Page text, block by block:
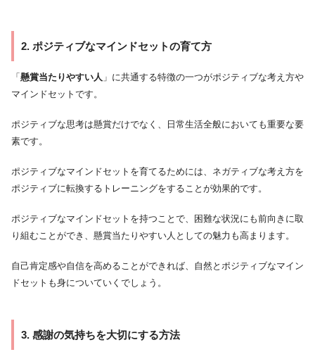
2. ポジティブなマインドセットの育て方
「懸賞当たりやすい人 」に共通する特徴の一つがポジティブな考え方や
マインドセットです。
ポジティブな思考は懸賞だけでなく、日常生活全般においても重要な要
素です。
ポジティブなマインドセットを育てるためには、ネガティブな考え方を
ポジティブに転換するトレーニングをすることが効果的です。
ポジティブなマインドセットを持つことで、困難な状況にも前向きに取
り組むことができ、懸賞当たりやすい人としての魅力も高まります。
自己肯定感や自信を高めることができれば、自然とポジティブなマイン
ドセットも身についていくでしょう。
3. 感謝の気持ちを大切にする方法